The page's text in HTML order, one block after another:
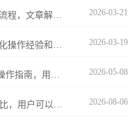
2026-03-21
2026-03-19
2026-05-08
2026-08-06